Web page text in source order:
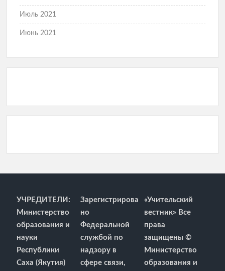
Июль 2021
Июнь 2021
УЧРЕДИТЕЛИ:
Министерство
образования и
науки
Республики
Саха (Якутия)
Зарегистрирова
но
Федеральной
службой по
надзору в
сфере связи,
«Учительский
вестник» Все
права
защищены ©
Министерство
образования и